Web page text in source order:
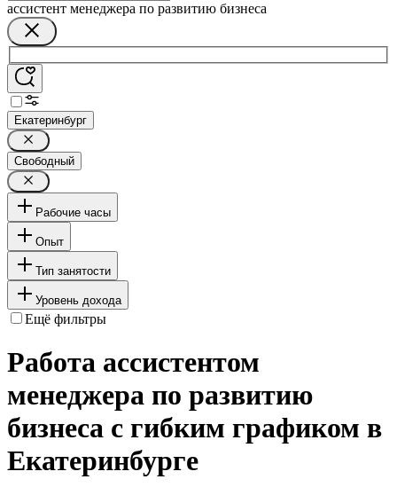
ассистент менеджера по развитию бизнеса
Екатеринбург
Свободный
Рабочие часы
Опыт
Тип занятости
Уровень дохода
Ещё фильтры
Работа ассистентом
менеджера по развитию
бизнеса с гибким графиком в
Екатеринбурге